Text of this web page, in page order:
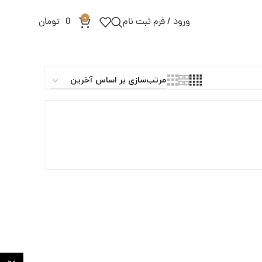
ورود / فرم ثبت نام 0
0 تومان